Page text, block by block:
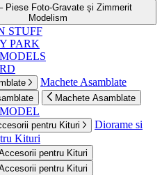
Modelism
STUFF
PARK
Machete Asamblate
Machete Asamblate
pentru Kituri
Diorame si
Kituri
pentru Kituri
pentru Kituri